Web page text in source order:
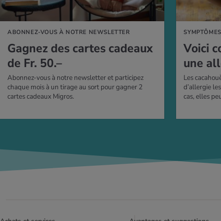
ABONNEZ-VOUS À NOTRE NEWSLETTER
Gagnez des cartes cadeaux
de Fr. 50.–
Abonnez-vous à notre newsletter et participez
chaque mois à un tirage au sort pour gagner 2
cartes cadeaux Migros.
SYMPTÔMES
Voici
une
Les
d’allergie
cas, elles